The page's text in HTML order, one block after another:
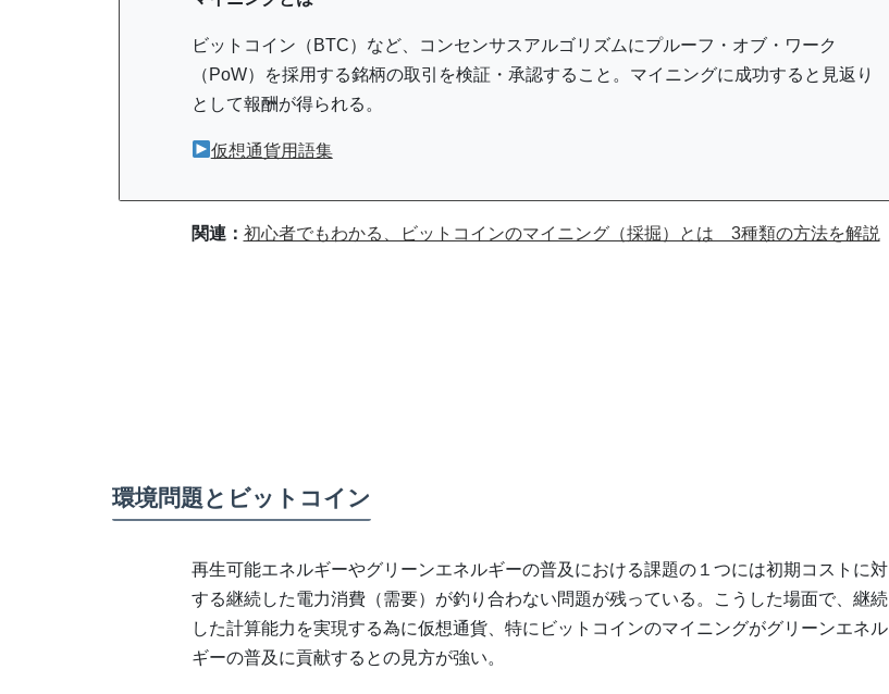
ビットコイン（BTC）など、コンセンサスアルゴリズムにプルーフ・オブ・ワーク
（PoW）を採用する銘柄の取引を検証・承認すること。マイニングに成功すると見返り
として報酬が得られる。
仮想通貨用語集
関連： 初心者でもわかる、ビットコインのマイニング（採掘）とは 3種類の方法を解説
環境問題とビットコイン
再生可能エネルギーやグリーンエネルギーの普及における課題の１つには初期コストに対
する継続した電力消費（需要）が釣り合わない問題が残っている。こうした場面で、継続
した計算能力を実現する為に仮想通貨、特にビットコインのマイニングがグリーンエネル
ギーの普及に貢献するとの見方が強い。